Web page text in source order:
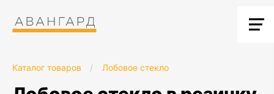
Каталог товаров / Лобовое стекло